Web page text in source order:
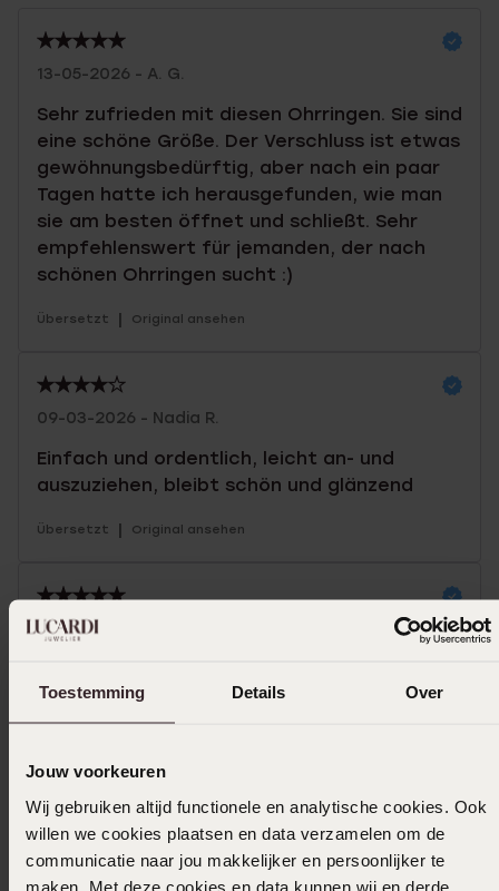
Toestemming Details Over
Jouw voorkeuren
Wij gebruiken altijd functionele en analytische cookies. Ook
willen we cookies plaatsen en data verzamelen om de
communicatie naar jou makkelijker en persoonlijker te
maken. Met deze cookies en data kunnen wij en derde
13-05-2026 - A. G.
Sehr zufrieden mit diesen Ohrringen. Sie sind
eine schöne Größe. Der Verschluss ist etwas
gewöhnungsbedürftig, aber nach ein paar
Tagen hatte ich herausgefunden, wie man
sie am besten öffnet und schließt. Sehr
empfehlenswert für jemanden, der nach
schönen Ohrringen sucht :)
Übersetzt | Original ansehen
09-03-2026 - Nadia R.
Einfach und ordentlich, leicht an- und
auszuziehen, bleibt schön und glänzend
Übersetzt | Original ansehen
08-03-2026 - Ilona D.
Ohrläppchen
Mehr anzeigen